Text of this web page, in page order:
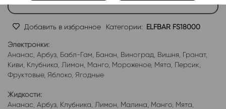
Добавить в избранное Категории: ELFBAR FS18000
Электронки:
Ананас Арбуз Бабл-Гам Банан Виноград Вишня Гранат,
Киви Клубника Лимон Манго Мороженое, Мята Персик
Фруктовые, Яблоко Ягодные
Жидкости:
Ананас Арбуз Клубника Лимон Малина Манго Мята